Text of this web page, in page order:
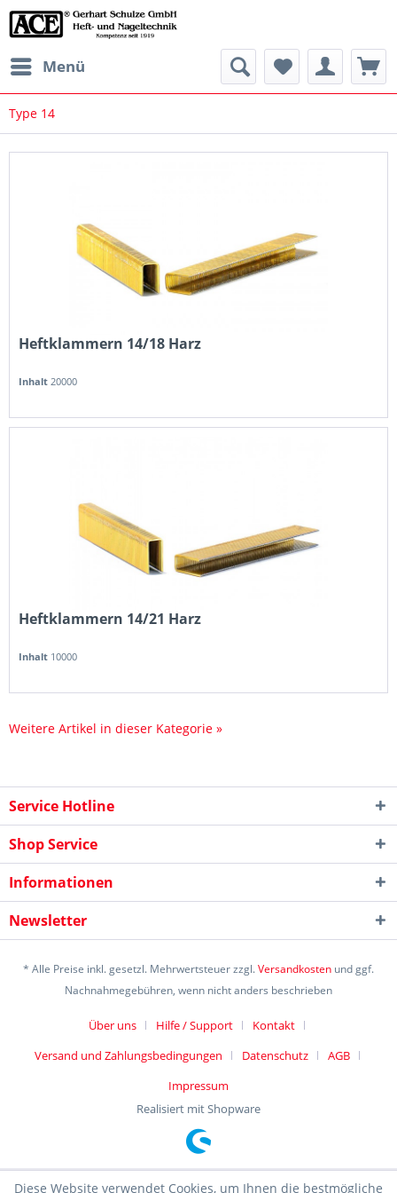
Menü
Type 14
Heftklammern 14/18 Harz
Inhalt 20000
Heftklammern 14/21 Harz
Inhalt 10000
Weitere Artikel in dieser Kategorie »
Service Hotline
Shop Service
Informationen
Newsletter
* Alle Preise inkl. gesetzl. Mehrwertsteuer zzgl.Versandkosten und ggf.
Nachnahmegebühren, wenn nicht anders beschrieben
Über uns Hilfe / Support
Kontakt
Versand und Zahlungsbedingungen
Datenschutz
AGB
Impressum
Realisiert mit Shopware
Diese Website verwendet Cookies, um Ihnen die bestmögliche